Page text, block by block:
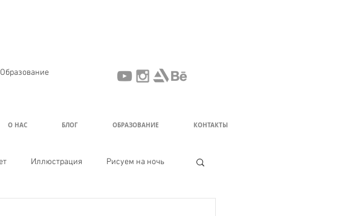
О НАС БЛОГ ОБРАЗОВАНИЕ КОНТАКТЫ
Иллюстрация Рисуем на ночь